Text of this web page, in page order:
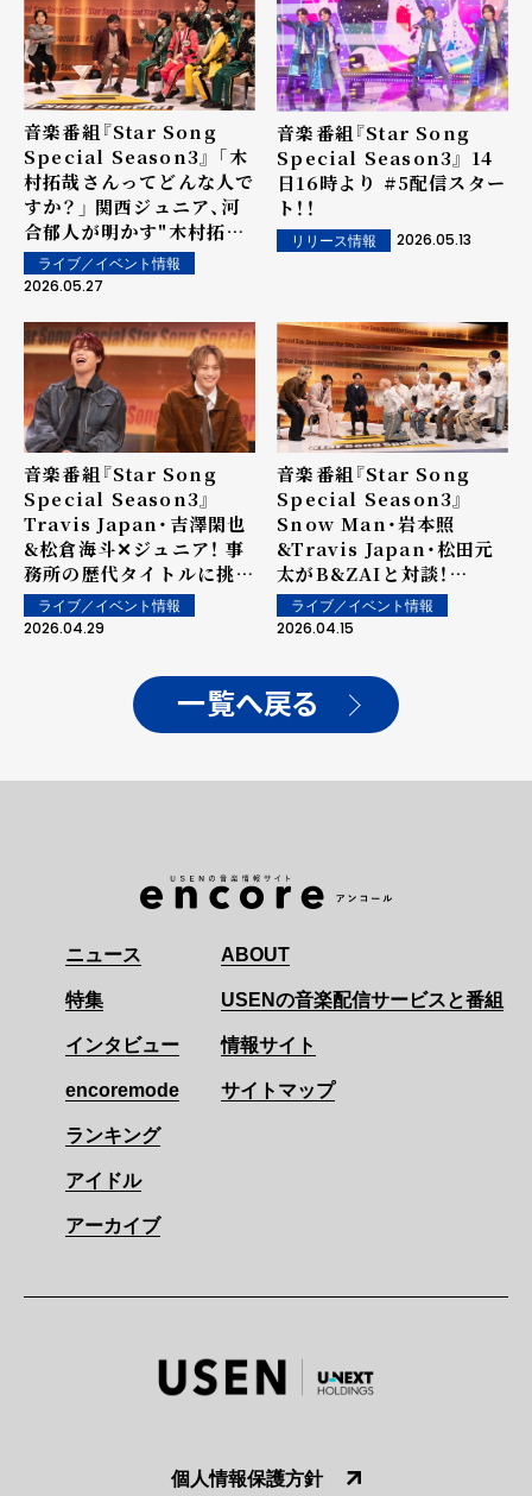
音楽番組『Star Song
Special Season3』 「木
村拓哉さんってどんな人で
すか？」 関西ジュニア、河
合郁人が明かす"木村拓哉
伝説"に興味津々！
ライブ／イベント情報
2026.05.27
⾳楽番組『Star Song
Special Season3』 14
日16時より #5配信スター
ト！！
リリース情報 2026.05.13
音楽番組『Star Song
Special Season3』
Travis Japan・吉澤閑也
&松倉海斗✕ジュニア！ 事
務所の歴代タイトルに挑む
「ダンスジェスチャーバト
ル」で"わちゃわちゃ"
ライブ／イベント情報
2026.04.29
音楽番組『Star Song
Special Season3』
Snow Man・岩本照
&Travis Japan・松田元
太がB&ZAIと対談！
B&ZAI、食事会での会計
に"ひよる"？初々しいエピ
#3
ライブ／イベント情報
2026.04.15
一覧へ戻る
ニュース
特集
インタビュー
encoremode
ランキング
アイドル
アーカイブ
ABOUT
USENの音楽配信サービスと番組
情報サイト
サイトマップ
個人情報保護方針